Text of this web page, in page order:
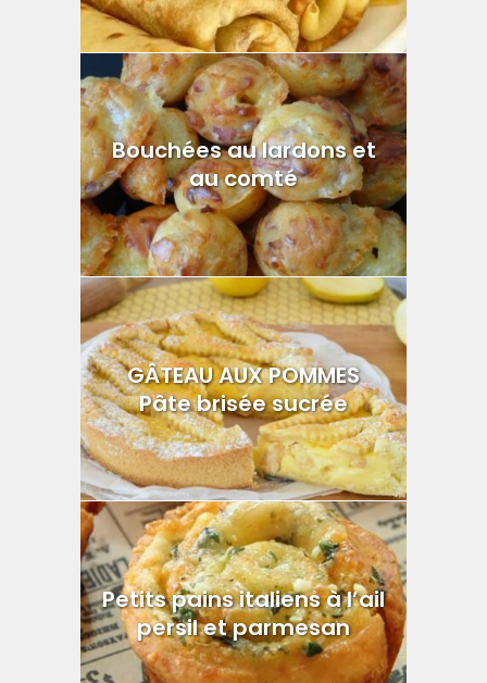
Bouchées au lardons et
au comté
GÂTEAU AUX POMMES
Pâte brisée sucrée
Petits pains italiens à l’ail
persil et parmesan